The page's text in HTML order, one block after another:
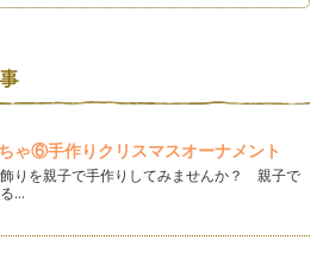
る…
！
に絵本を読んであげたいですか？
かせ…
った絵本3冊
と図書館に行きます。そう、娘は読
ました。娘が…
ゃ⑥手作りクリスマスオーナメント
りを親子で手作りしてみませんか？ 親子で
…